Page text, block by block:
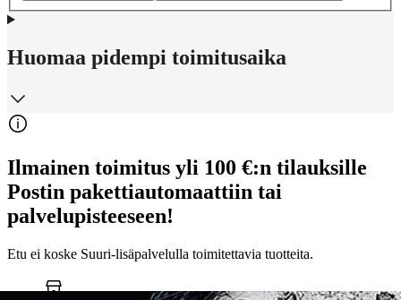
Huomaa pidempi toimitusaika
Ilmainen toimitus yli 100 €:n tilauksille
Postin pakettiautomaattiin tai
palvelupisteeseen!
Etu ei koske Suuri‑lisäpalvelulla toimitettavia tuotteita.